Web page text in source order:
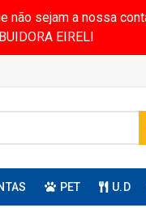
sejam a nossa
EIRELI
PET U.D